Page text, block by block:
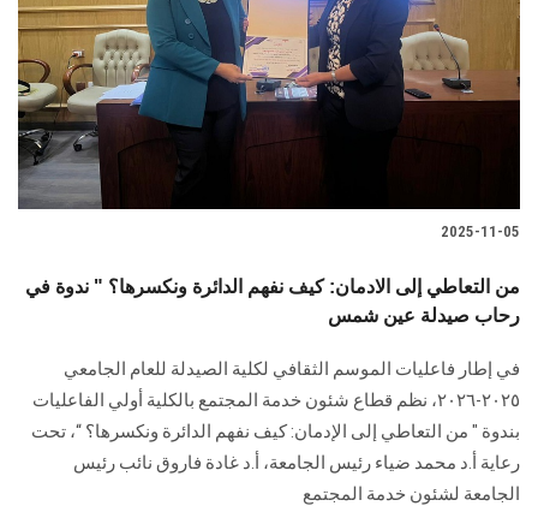
2025-11-05
من التعاطي إلى الادمان: كيف نفهم الدائرة ونكسرها؟ " ندوة في
رحاب صيدلة عين شمس
في إطار فاعليات الموسم الثقافي لكلية الصيدلة للعام الجامعي
٢٠٢٥-٢٠٢٦، نظم قطاع شئون خدمة المجتمع بالكلية أولي الفاعليات
بندوة " من التعاطي إلى الإدمان: كيف نفهم الدائرة ونكسرها؟ “، تحت
رعاية أ.د محمد ضياء رئيس الجامعة، أ.د غادة فاروق نائب رئيس
الجامعة لشئون خدمة المجتمع